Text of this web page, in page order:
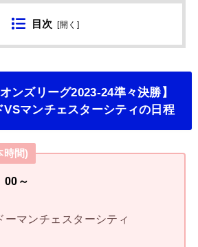
目次 [開く ]
ンズリーグ2023-24準々決勝】
VSマンチェスターシティの日程
時間)
～
ーマンチェスターシティ